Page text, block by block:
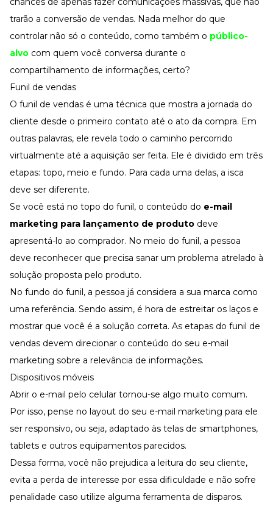
trarão a conversão de vendas. Nada melhor do que
controlar não só o conteúdo, como também o público-
alvo com quem você conversa durante o
compartilhamento de informações, certo?
Funil de vendas
O funil de vendas é uma técnica que mostra a jornada do
cliente desde o primeiro contato até o ato da compra. Em
outras palavras, ele revela todo o caminho percorrido
virtualmente até a aquisição ser feita. Ele é dividido em três
etapas: topo, meio e fundo. Para cada uma delas, a isca
deve ser diferente.
Se você está no topo do funil, o conteúdo do e-mail
marketing para lançamento de produto deve
apresentá-lo ao comprador. No meio do funil, a pessoa
deve reconhecer que precisa sanar um problema atrelado à
solução proposta pelo produto.
No fundo do funil, a pessoa já considera a sua marca como
uma referência. Sendo assim, é hora de estreitar os laços e
mostrar que você é a solução correta. As etapas do funil de
vendas devem direcionar o conteúdo do seu e-mail
marketing sobre a relevância de informações.
Dispositivos móveis
Abrir o e-mail pelo celular tornou-se algo muito comum.
Por isso, pense no layout do seu e-mail marketing para ele
ser responsivo, ou seja, adaptado às telas de smartphones,
tablets e outros equipamentos parecidos.
Dessa forma, você não prejudica a leitura do seu cliente,
evita a perda de interesse por essa dificuldade e não sofre
penalidade caso utilize alguma ferramenta de disparos.